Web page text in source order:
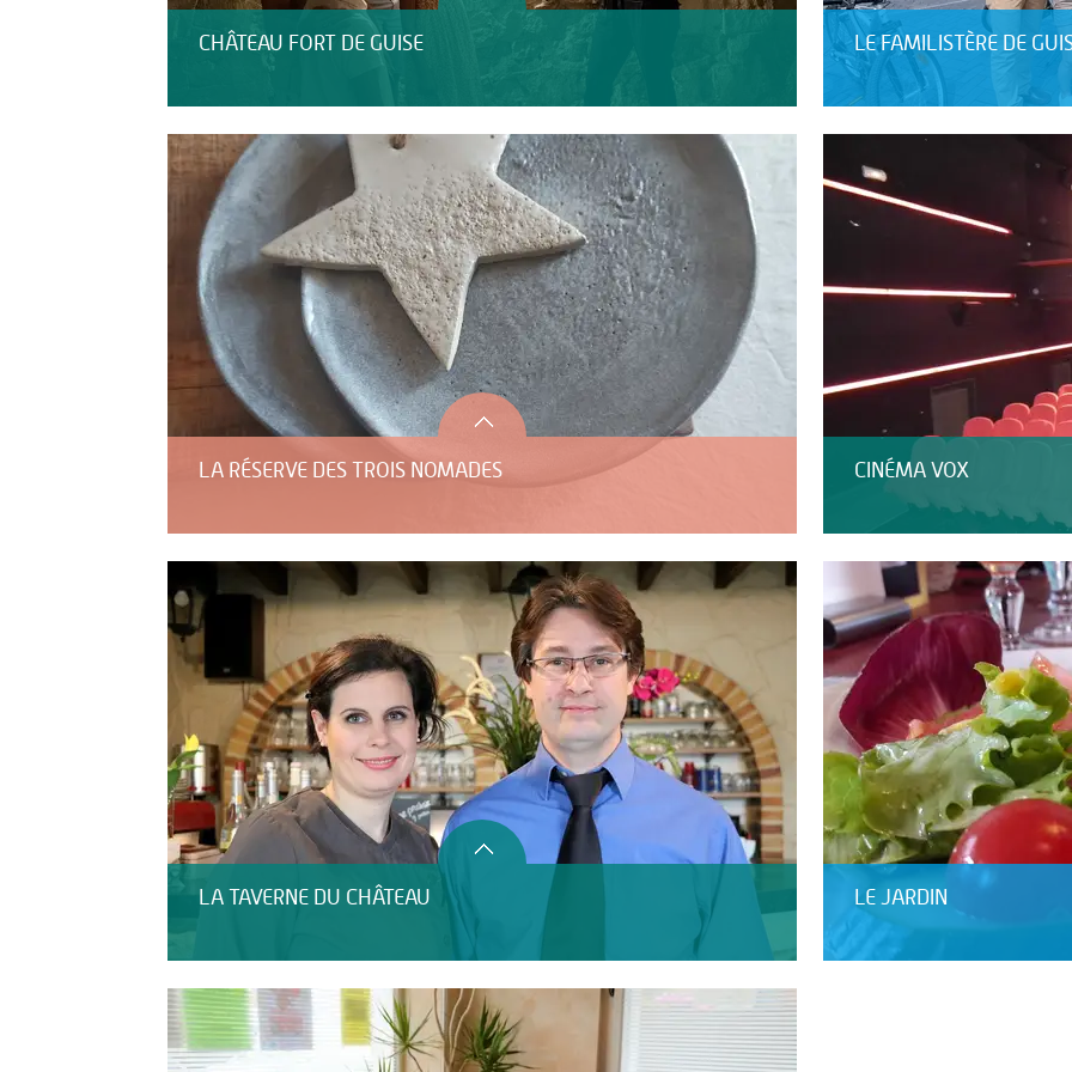
CHÂTEAU FORT DE GUISE LE FAMILISTÈRE DE
LA RÉSERVE DES TROIS NOMADES CINÉMA VOX
LA TAVERNE DU CHÂTEAU LE JARDIN